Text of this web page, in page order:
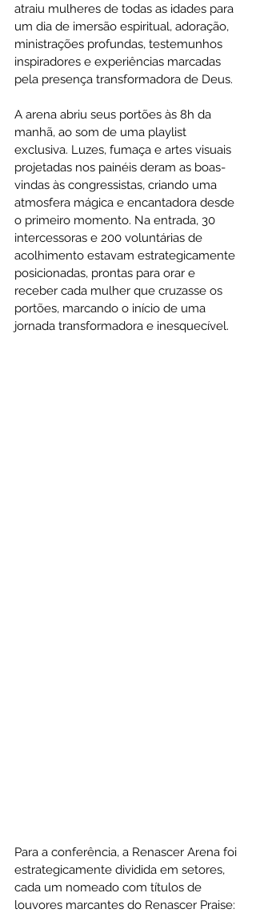
atraiu mulheres de todas as idades para
um dia de imersão espiritual, adoração,
ministrações profundas, testemunhos
inspiradores e experiências marcadas
pela presença transformadora de Deus.
A arena abriu seus portões às 8h da
manhã, ao som de uma playlist
exclusiva. Luzes, fumaça e artes visuais
projetadas nos painéis deram as boas-
vindas às congressistas, criando uma
atmosfera mágica e encantadora desde
o primeiro momento. Na entrada, 30
intercessoras e 200 voluntárias de
acolhimento estavam estrategicamente
posicionadas, prontas para orar e
receber cada mulher que cruzasse os
portões, marcando o início de uma
jornada transformadora e inesquecível.
Para a conferência, a Renascer Arena foi
estrategicamente dividida em setores,
cada um nomeado com títulos de
louvores marcantes do Renascer Praise: